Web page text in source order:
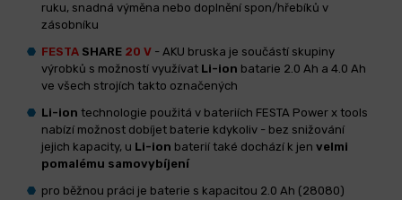
ruku, snadná výměna nebo doplnění spon/hřebíků v
zásobníku
FESTA SHARE 20 V - AKU bruska je součástí skupiny
výrobků s možností využívat Li-ion batarie 2.0 Ah a 4.0 Ah
ve všech strojích takto označených
Li-ion technologie použitá v bateriích FESTA Power x tools
nabízí možnost dobíjet baterie kdykoliv - bez snižování
jejich kapacity, u Li-ion baterií také dochází k jenvelmi
pomalému samovybíjení
pro běžnou práci je baterie s kapacitou 2.0 Ah (28080)